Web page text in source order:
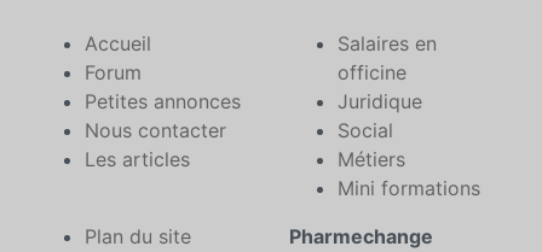
Accueil
Forum
Petites annonces
Nous contacter
Les articles
Salaires en
officine
Juridique
Social
Métiers
Mini formations
Plan du site
Pharmechange